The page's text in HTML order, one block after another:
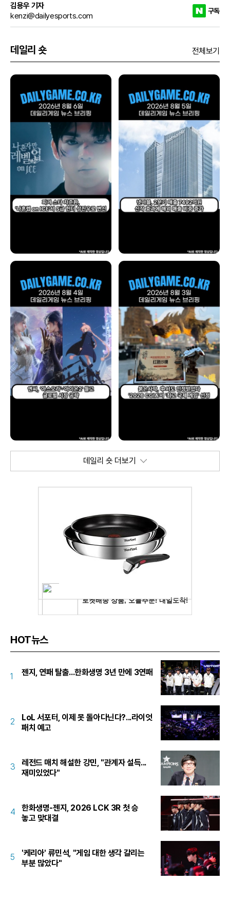
김용우 기자
kenzi@dailyesports.com
구독
데일리 숏 전체보기
데일리 숏 더보기
HOT뉴스
1 젠지, 연패 탈출...한화생명 3년 만에 3연패
2
LoL 서포터, 이제 못 돌아다닌다?...라이엇
패치 예고
3
레전드 매치 해설한 강민, "관계자 설득...
재미있었다"
4
한화생명-젠지, 2026 LCK 3R 첫 승
놓고 맞대결
5
'케리아' 류민석, "게임 대한 생각 갈리는
부분 많았다"